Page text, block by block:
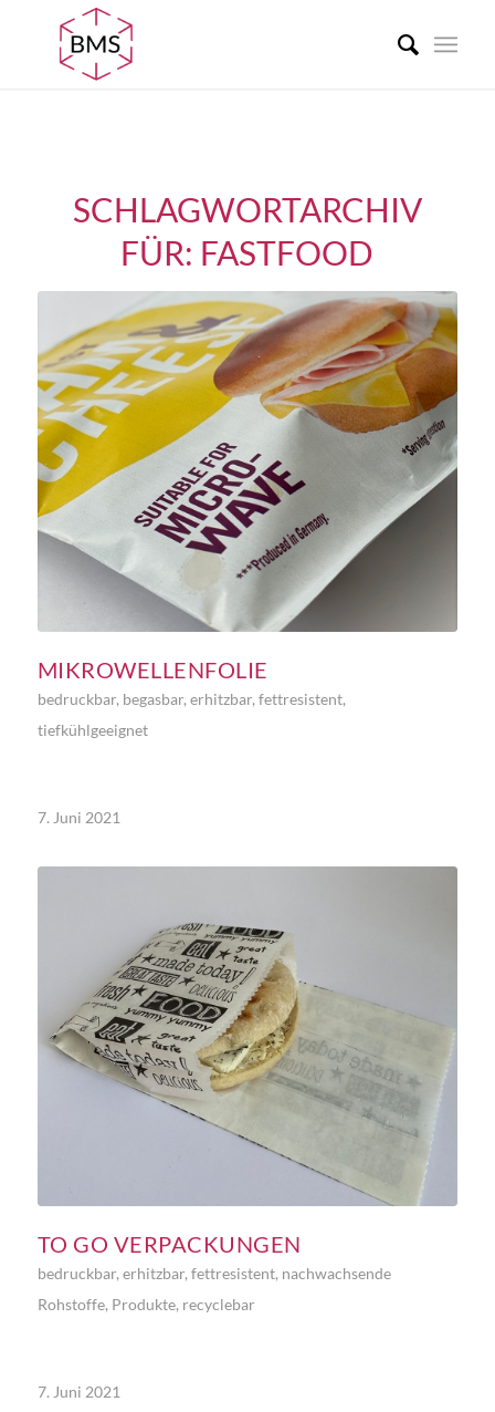
SCHLAGWORTARCHIV
FÜR: FASTFOOD
MIKROWELLENFOLIE
bedruckbar, begasbar, erhitzbar, fettresistent,
tiefkühlgeeignet
7. Juni 2021
TO GO VERPACKUNGEN
bedruckbar,erhitzbar,fettresistent, nachwachsende
Rohstoffe, Produkte, recyclebar
7. Juni 2021